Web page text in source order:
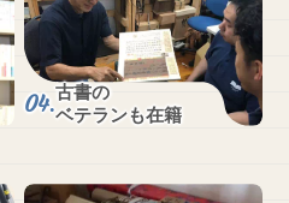
古書の
ベテランも在籍